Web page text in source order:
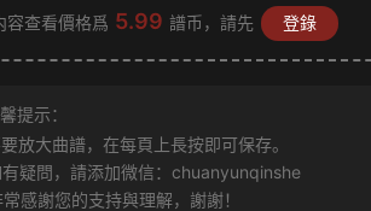
容查看價格爲 5.99 譜币，請先 登錄
提示：
放大曲譜，在每頁上長按即可保存。
有疑問，請添加微信：chuanyunqinshe
感謝您的支持與理解，謝謝！